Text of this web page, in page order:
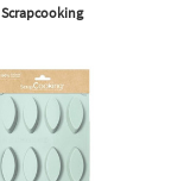
Scrapcooking